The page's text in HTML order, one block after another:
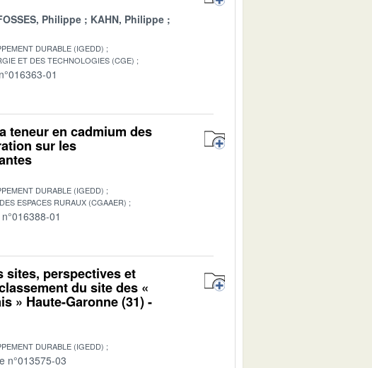
Philippe
KAHN, Philippe
DURABLE (IGEDD)
ET DES TECHNOLOGIES (CGE)
01
teneur en cadmium des
sur les
DURABLE (IGEDD)
ESPACES RURAUX (CGAAER)
01
sites, perspectives et
du site des «
» Haute-Garonne (31) -
DURABLE (IGEDD)
n°013575-03